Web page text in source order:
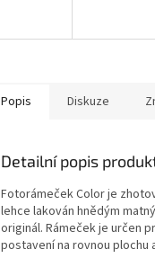
Popis Diskuze
Detailní popis
Fotorámeček Color je
lehce lakován hnědým
originál. Rámeček je určen
postavení na rovnou plochu